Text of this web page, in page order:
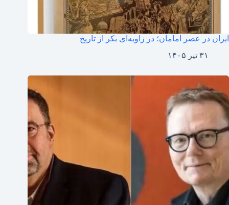
ایران در عصر امامان؛ در زاویه‌ای بکر از تاریخ
۳۱ تیر ۱۴۰۵